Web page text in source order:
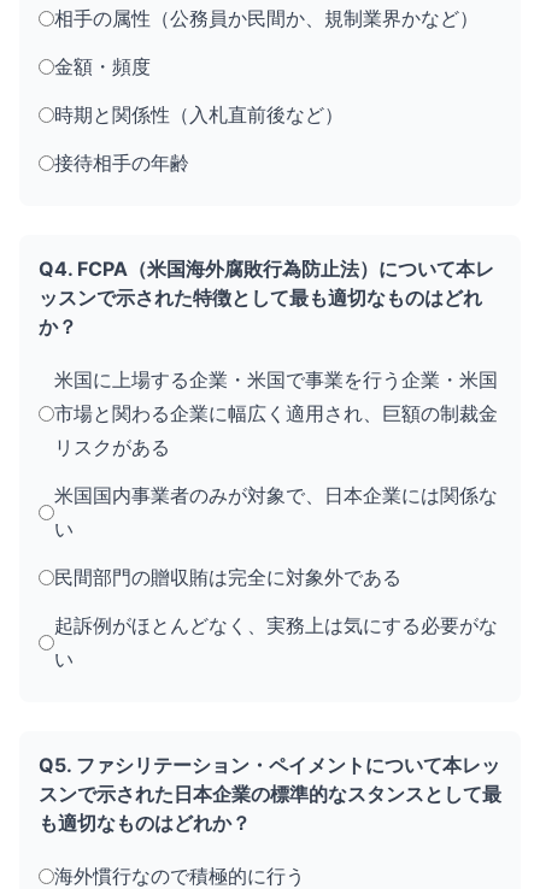
相手の属性（公務員か民間か、規制業界かなど）
金額・頻度
時期と関係性（入札直前後など）
接待相手の年齢
Q4. FCPA（米国海外腐敗行為防止法）について本レ
ッスンで示された特徴として最も適切なものはどれ
か？
米国に上場する企業・米国で事業を行う企業・米国
市場と関わる企業に幅広く適用され、巨額の制裁金
リスクがある
米国国内事業者のみが対象で、日本企業には関係な
い
民間部門の贈収賄は完全に対象外である
起訴例がほとんどなく、実務上は気にする必要がな
い
Q5. ファシリテーション・ペイメントについて本レッ
スンで示された日本企業の標準的なスタンスとして最
も適切なものはどれか？
海外慣行なので積極的に行う